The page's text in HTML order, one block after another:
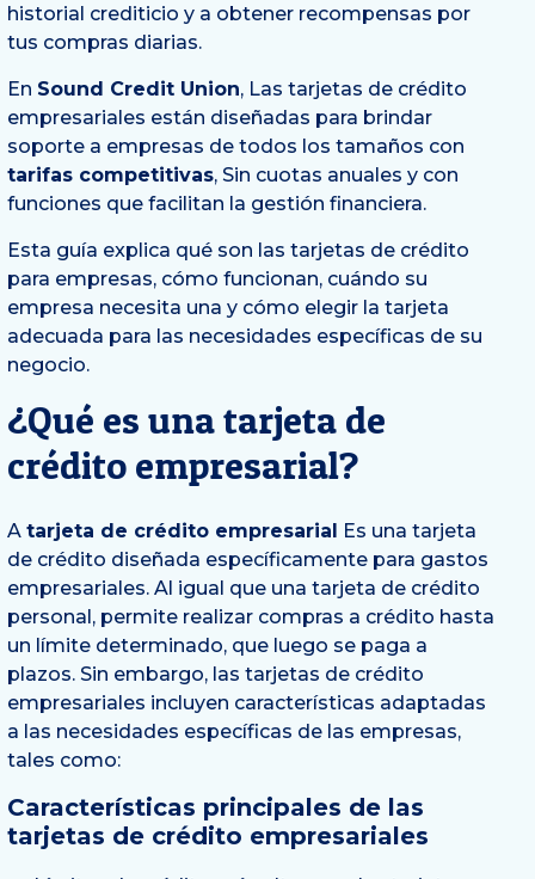
historial crediticio y a obtener recompensas por
tus compras diarias.
En Sound Credit Union, Las tarjetas de crédito
empresariales están diseñadas para brindar
soporte a empresas de todos los tamaños con
tarifas competitivas, Sin cuotas anuales y con
funciones que facilitan la gestión financiera.
Esta guía explica qué son las tarjetas de crédito
para empresas, cómo funcionan, cuándo su
empresa necesita una y cómo elegir la tarjeta
adecuada para las necesidades específicas de su
negocio.
¿Qué es una tarjeta de
crédito empresarial?
A tarjeta de crédito empresarial Es una tarjeta
de crédito diseñada específicamente para gastos
empresariales. Al igual que una tarjeta de crédito
personal, permite realizar compras a crédito hasta
un límite determinado, que luego se paga a
plazos. Sin embargo, las tarjetas de crédito
empresariales incluyen características adaptadas
a las necesidades específicas de las empresas,
tales como:
Características principales de las
tarjetas de crédito empresariales